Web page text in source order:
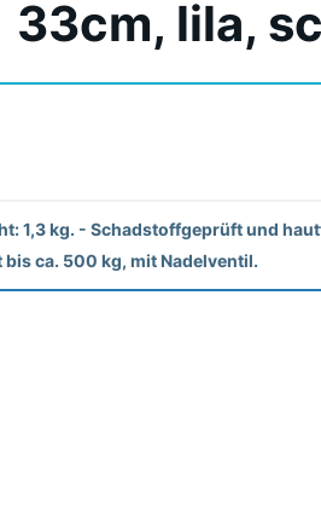
33cm, lila,
1,3 kg. - Schadstoffgeprüft und
ca. 500 kg, mit Nadelventil.